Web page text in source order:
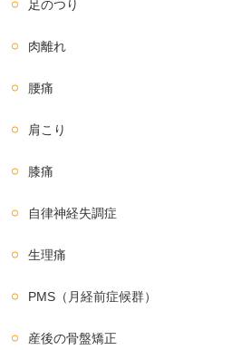
足のつり
肉離れ
腰痛
肩こり
膝痛
自律神経失調症
生理痛
PMS（月経前症候群）
産後の骨盤矯正